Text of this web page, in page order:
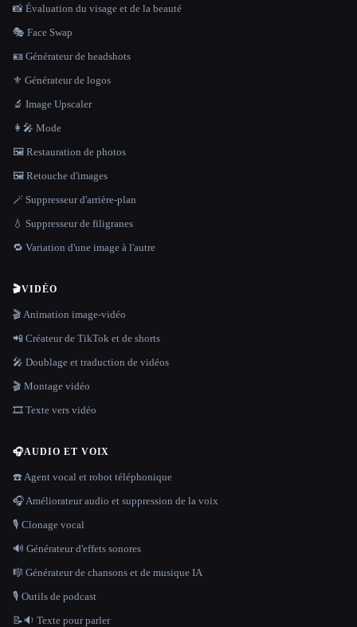
📸 Évaluation du visage et de la beauté
🎭 Face Swap
🪪 Générateur de headshots
⚜️ Générateur de logos
🔬 Image Upscaler
👩‍🎤 Mode
🖼️ Restauration de photos
🖼️ Retouche d'images
🪄 Suppresseur d'arrière-plan
💧 Suppresseur de filigranes
🔁 Variation d'une image à l'autre
🎬VIDÉO
🎬 Animation image-vidéo
📲 Créateur de TikTok et de shorts
🎤 Doublage et traduction de vidéos
🎬 Montage vidéo
🎞️ Texte vers vidéo
🎧AUDIO ET VOIX
☎️ Agent vocal et robot téléphonique
🎧 Améliorateur audio et suppression de la voix
🎙️ Clonage vocal
🔊 Générateur d'effets sonores
🎼 Générateur de chansons et de musique IA
🎙️ Outils de podcast
📝🔉 Texte pour parler